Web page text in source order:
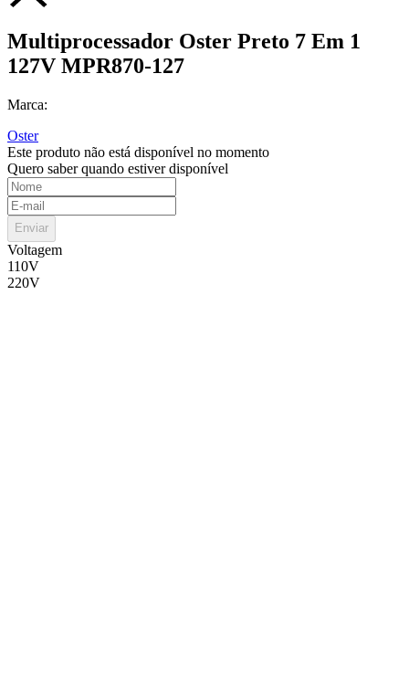
Multiprocessador Oster Preto 7 Em 1
127V MPR870-127
Marca:
Oster
Este produto não está disponível no momento
Quero saber quando estiver disponível
Enviar
Voltagem
110V
220V